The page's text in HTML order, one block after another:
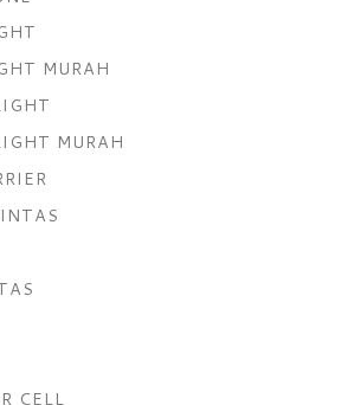
MURAH
MURAH
CELL